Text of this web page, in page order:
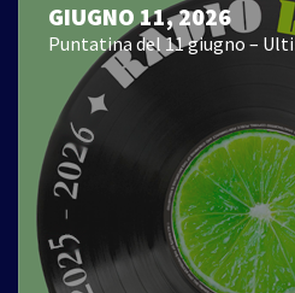
GIUGNO 11, 2026
Puntatina del 11 giugno –